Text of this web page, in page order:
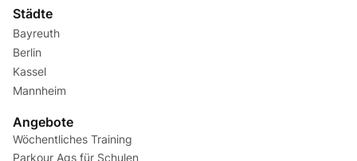
Städte
Bayreuth
Berlin
Kassel
Mannheim
Angebote
Wöchentliches Training
Parkour Ags für Schulen